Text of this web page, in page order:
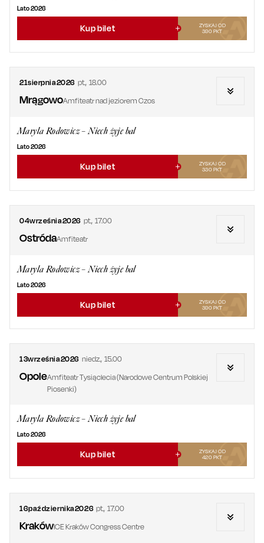
Lato 2026
Kup bilet
ZYSKAJ OD
390 PKT
21sierpnia2026 pt., 18.00
MrągowoAmfiteatr nad jeziorem Czos
Maryla Rodowicz – Niech żyje bal
Lato 2026
Kup bilet
ZYSKAJ OD
330 PKT
04września2026 pt., 17.00
OstródaAmfiteatr
Maryla Rodowicz – Niech żyje bal
Lato 2026
Kup bilet
ZYSKAJ OD
390 PKT
13września2026 niedz., 15.00
OpoleAmfiteatr Tysiąclecia (Narodowe Centrum Polskiej
Piosenki)
Maryla Rodowicz – Niech żyje bal
Lato 2026
Kup bilet
ZYSKAJ OD
420 PKT
16października2026 pt.,17.00
KrakówICE Kraków Congress Centre